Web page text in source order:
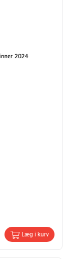
Læg i kurv